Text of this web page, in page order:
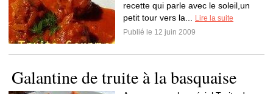
recette qui parle avec le soleil,un
petit tour vers la...
Lire la suite
Publié le 12 juin 2009
Galantine de truite à la basquaise